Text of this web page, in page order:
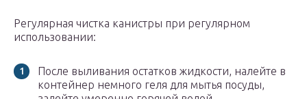
Регулярная чистка канистры при регулярном
использовании:
После выливания остатков жидкости, налейте в
контейнер немного геля для мытья посуды,